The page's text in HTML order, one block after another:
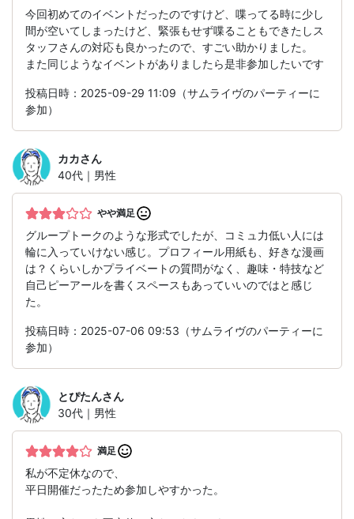
今回初めてのイベントだったのですけど、喋ってる時に少し
間が空いてしまったけど、緊張もせず喋ることもできたしス
タッフさんの対応も良かったので、すごい助かりました。
また同じようなイベントがありましたら是非参加したいです
投稿日時：2025-09-29 11:09（サムライヴのパーティーに
参加）
カカさん
40代｜男性
やや満足
グループトークのような形式でしたが、コミュ力低い人には
輪に入っていけない感じ。プロフィール用紙も、好きな漫画
は？くらいしかプライベートの質問がなく、趣味・特技など
自己ピーアールを書くスペースもあっていいのではと感じ
た。
投稿日時：2025-07-06 09:53（サムライヴのパーティーに
参加）
とぴたんさん
30代｜男性
満足
私が不定休なので、
平日開催だったため参加しやすかった。